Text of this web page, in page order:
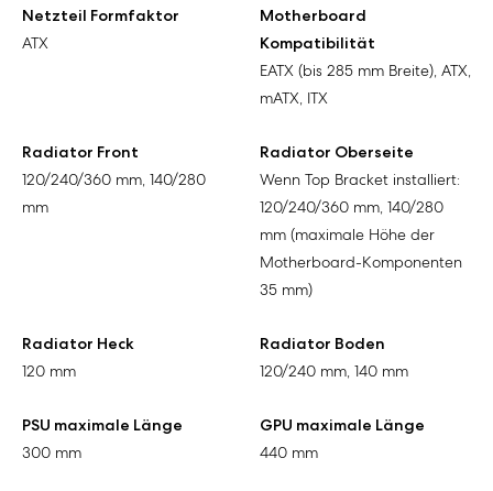
Netzteil Formfaktor
ATX
Motherboard
Kompatibilität
EATX (bis 285 mm Breite), ATX,
mATX, ITX
Radiator Front
120/240/360 mm, 140/280
mm
Radiator Oberseite
Wenn Top Bracket installiert:
120/240/360 mm, 140/280
mm (maximale Höhe der
Motherboard-Komponenten
35 mm)
Radiator Heck
120 mm
Radiator Boden
120/240 mm, 140 mm
PSU maximale Länge
300 mm
GPU maximale Länge
440 mm